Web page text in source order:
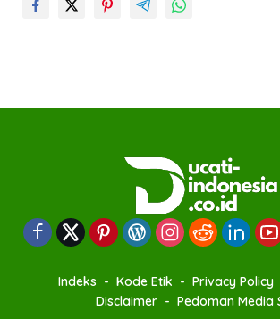
Indeks Kode Etik Privacy Policy
Disclaimer
Pedoman Media